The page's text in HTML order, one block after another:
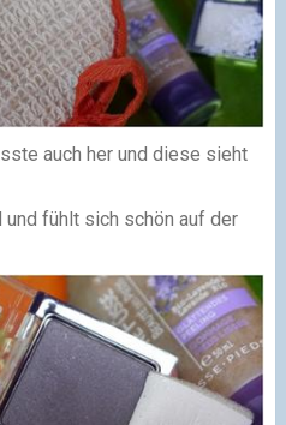
auch her und diese sieht
und fühlt sich schön auf der